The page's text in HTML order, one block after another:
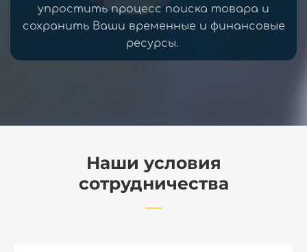
упростить процесс поиска товара и
сохранить Ваши временные и финансовые
ресурсы.
Наши условия
сотрудничества